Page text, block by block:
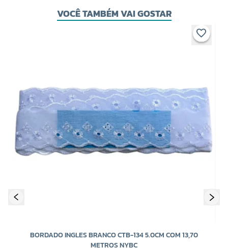
COR 0267
COR 0290
VOCÊ TAMBÉM VAI GOSTAR
BORDADO INGLES BRANCO CTB-134 5.0CM COM 13,70
METROS NYBC